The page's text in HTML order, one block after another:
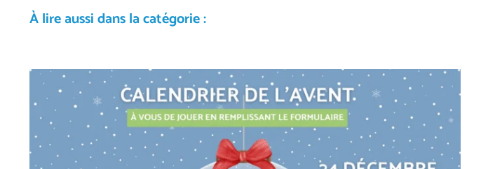
À lire aussi dans la catégorie :